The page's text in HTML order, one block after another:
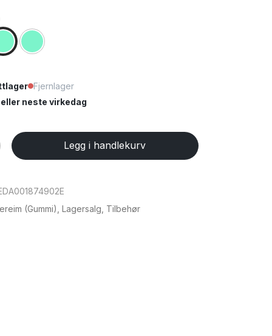
Fjernlager
neste virkedag
Legg i handlekurv
(Gummi) Lagersalg Tilbehør